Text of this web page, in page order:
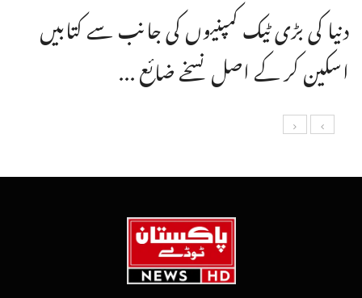
دنیا کی بڑی ٹیک کمپنیوں کی جانب سے کتابیں
اسکین کر کے اصل نسخے ضائع ...